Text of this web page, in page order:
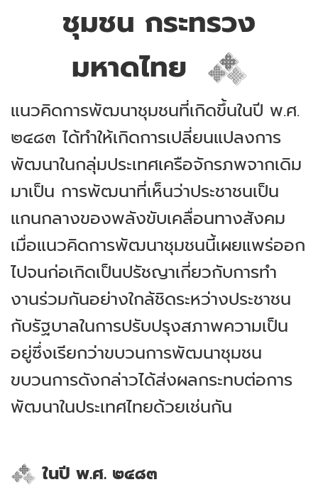
ชุมชน กระทรวง
มหาดไทย
แนวคิดการพัฒนาชุมชนที่เกิดขึ้นในปี พ.ศ.
๒๔๘๓ ได้ทำให้เกิดการเปลี่ยนแปลงการ
พัฒนาในกลุ่มประเทศเครือจักรภพจากเดิม
มาเป็น การพัฒนาที่เห็นว่าประชาชนเป็น
แกนกลางของพลังขับเคลื่อนทางสังคม
เมื่อแนวคิดการพัฒนาชุมชนนี้เผยแพร่ออก
ไปจนก่อเกิดเป็นปรัชญาเกี่ยวกับการทำ
งานร่วมกันอย่างใกล้ชิดระหว่างประชาชน
กับรัฐบาลในการปรับปรุงสภาพความเป็น
อยู่ซึ่งเรียกว่าขบวนการพัฒนาชุมชน
ขบวนการดังกล่าวได้ส่งผลกระทบต่อการ
พัฒนาในประเทศไทยด้วยเช่นกัน
ในปี พ.ศ. ๒๔๘๓